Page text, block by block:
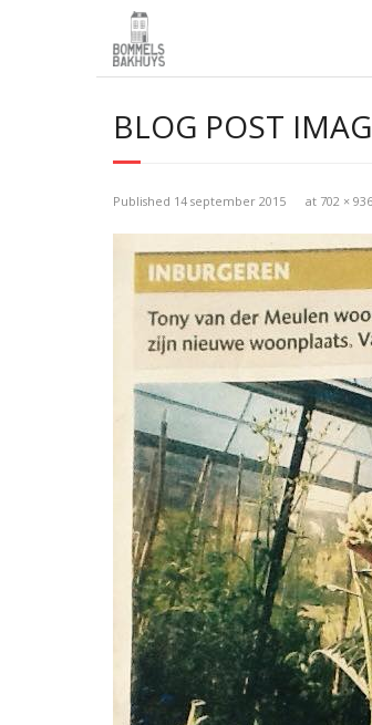
BLOG POST
Published 14 september 2015 at 702 × 936